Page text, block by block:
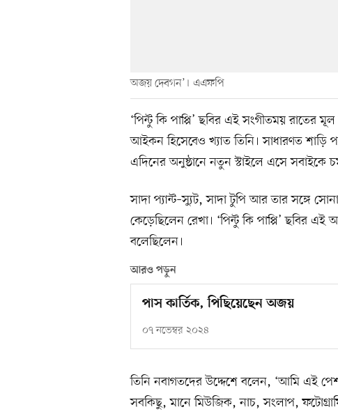
অজয় দেবগন’। এএফপি
‘পিন্টু কি পাপ্পি’ ছবির এই সংগীতময় রাতের
আইকন হিসেবেও খ্যাত তিনি। সাধারণত শাড়ি
এদিনের অনুষ্ঠানে নতুন স্টাইলে এসে সবাইকে
সাদা প্যান্ট–স্যুট, সাদা টুপি আর তার সঙ্গে
কেড়েছিলেন রেখা। ‘পিন্টু কি পাপ্পি’ ছবির
বলেছিলেন।
আরও পড়ুন
পাস কার্তিক, পিছিয়েছেন অজয়
০৭ নভেম্বর ২০২৪
তিনি নবাগতদের উদ্দেশে বলেন, ‘আমি এই
সবকিছু, মানে মিউজিক, নাচ, সংলাপ,